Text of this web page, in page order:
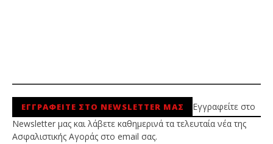
ΕΓΓΡΑΦΕΙΤΕ ΣΤΟ NEWSLETTER ΜΑΣ
Εγγραφείτε στο
Newsletter μας και λάβετε καθημερινά τα τελευταία νέα της
Ασφαλιστικής Αγοράς στο email σας.